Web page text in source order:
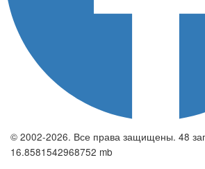
© 2002-2026. Все права защищены. 48
16.8581542968752 mb